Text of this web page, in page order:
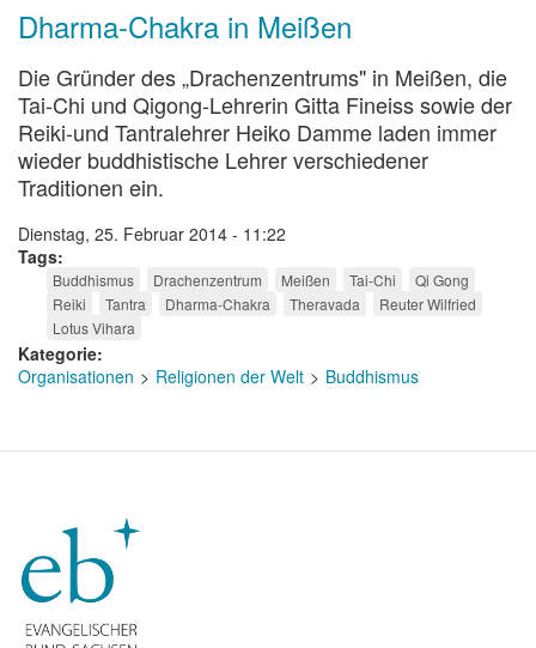
Dharma-Chakra in Meißen
Die Gründer des „Drachenzentrums" in Meißen, die
Tai-Chi und Qigong-Lehrerin Gitta Fineiss sowie der
Reiki-und Tantralehrer Heiko Damme laden immer
wieder buddhistische Lehrer verschiedener
Traditionen ein.
Dienstag, 25. Februar 2014 - 11:22
Tags
Buddhismus Drachenzentrum Meißen Tai-Chi
Qi Gong
Reiki
Tantra Dharma-Chakra Theravada
Reuter Wilfried
Lotus Vihara
Kategorie
Organisationen
Religionen der Welt Buddhismus